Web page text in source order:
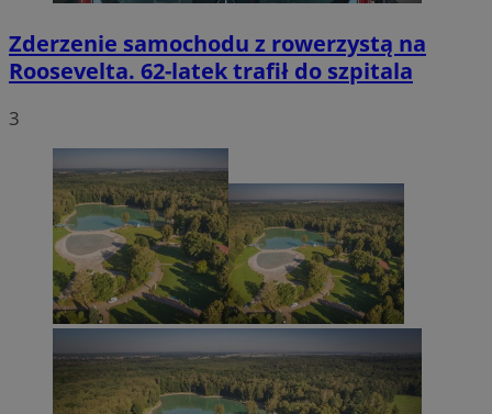
Zderzenie samochodu z rowerzystą na
Roosevelta. 62-latek trafił do szpitala
3